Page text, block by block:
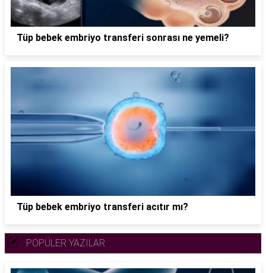
Tüp bebek embriyo transferi sonrası ne yemeli?
Tüp bebek embriyo transferi acıtır mı?
POPÜLER YAZILAR